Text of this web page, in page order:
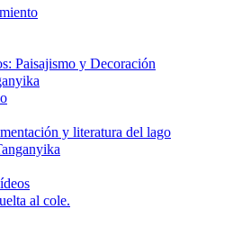
Paisajismo y Decoración
y literatura del lago
al cole.